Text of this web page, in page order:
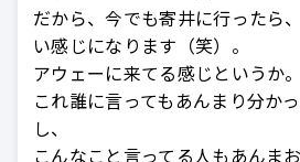
だから、今でも寄井に行ったら
い感じになります（笑）。
アウェーに来てる感じというか。
これ誰に言ってもあんまり分か
し、
こんなこと言ってる人もあんま